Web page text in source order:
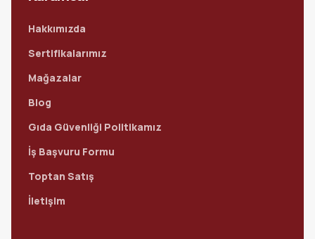
Hakkımızda
Sertifikalarımız
Mağazalar
Blog
Gıda Güvenliği Politikamız
İş Başvuru Formu
Toptan Satış
İletişim